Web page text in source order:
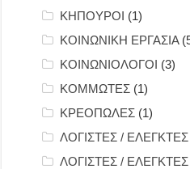
ΚΗΠΟΥΡΟΙ (1)
ΚΟΙΝΩΝΙΚΗ ΕΡΓΑΣΙΑ
ΚΟΙΝΩΝΙΟΛΟΓΟΙ (3)
ΚΟΜΜΩΤΕΣ (1)
ΚΡΕΟΠΩΛΕΣ (1)
ΛΟΓΙΣΤΕΣ /
ΛΟΓΙΣΤΕΣ /